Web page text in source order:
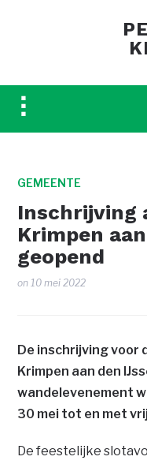
Toggle
sidebar
GEMEENTE
Inschrijving
Krimpen
geopend
on10 mei 2022
De inschrijving voor
Krimpen aan den
wandelevenement
30 mei tot en met
De feestelijke